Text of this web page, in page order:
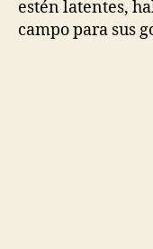
estén latentes,
campo para sus